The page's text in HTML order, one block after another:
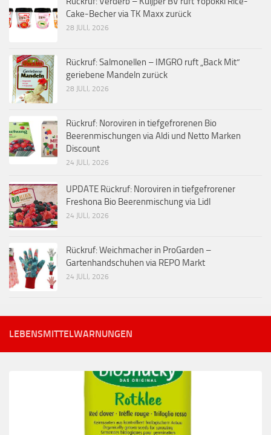
Cake-Becher via TK Maxx zurück
28 JULI, 2026
Rückruf: Salmonellen – IMGRO ruft „Back Mit“
geriebene Mandeln zurück
28 JULI, 2026
Rückruf: Noroviren in tiefgefrorenen Bio
Beerenmischungen via Aldi und Netto Marken
Discount
24 JULI, 2026
UPDATE Rückruf: Noroviren in tiefgefrorener
Freshona Bio Beerenmischung via Lidl
24 JULI, 2026
Rückruf: Weichmacher in ProGarden –
Gartenhandschuhen via REPO Markt
24 JULI, 2026
LEBENSMITTELWARNUNGEN